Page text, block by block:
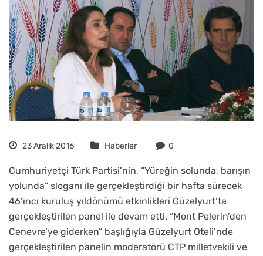
23 Aralık 2016 Haberler 0
Cumhuriyetçi Türk Partisi’nin, “Yüreğin solunda, barışın
yolunda” sloganı ile gerçekleştirdiği bir hafta sürecek
46’ıncı kuruluş yıldönümü etkinlikleri Güzelyurt’ta
gerçekleştirilen panel ile devam etti. “Mont Pelerin’den
Cenevre’ye giderken” başlığıyla Güzelyurt Oteli’nde
gerçekleştirilen panelin moderatörü CTP milletvekili ve